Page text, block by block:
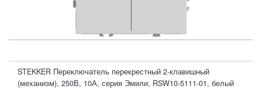
STEKKER Переключатель перекрестный 2-клавишный
(механизм), 250В, 10А, серия Эмили, RSW10-5111-01, белый